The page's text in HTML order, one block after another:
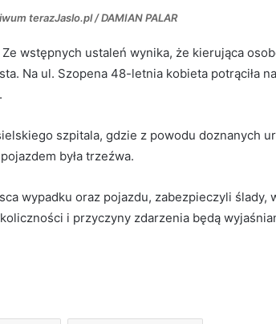
terazJaslo.pl / DAMIAN PALAR
Ze wstępnych ustaleń wynika, że kierująca
Na ul. Szopena 48-letnia kobieta potrąciła
szpitala, gdzie z powodu doznanych
była trzeźwa.
wypadku oraz pojazdu, zabezpieczyli ślady,
i przyczyny zdarzenia będą